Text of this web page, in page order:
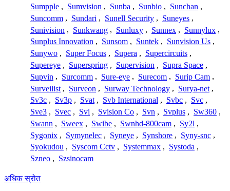
Sumpple , Sumvision , Sunba , Sunbio , Sunchan ,
Suncomm , Sundari , Sunell Security , Suneyes ,
Sunivision , Sunkwang , Sunluxy , Sunnex , Sunnylux ,
Sunplus Innovation , Sunsom , Suntek , Sunvision Us ,
Sunywo , Super Focus , Supera , Supercircuits ,
Supereye , Superspring , Supervision , Supra Space ,
Supvin , Surcomm , Sure-eye , Surecom , Surip Cam ,
Surveilist , Surveon , Surway Technology , Surya-net ,
Sv3c , Sv3p , Svat , Svb International , Svbc , Svc ,
Sve3 , Svec , Svi , Svision Co , Svn , Svplus , Sw360 ,
Swann , Sweex , Swibe , Swnhd-800cam , Sy2l ,
Sygonix , Symynelec , Syneye , Synshore , Syny-snc ,
Syokudou , Syscom Cctv , Systemmax , Systoda ,
Szneo , Szsinocam
अधिक स्रोत